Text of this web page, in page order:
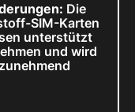
Die
SIM-Karten
unterstützt
und wird